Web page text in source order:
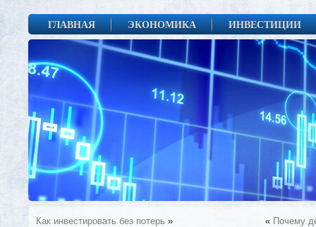
ГЛАВНАЯ ЭКОНОМИКА ИНВЕСТИЦИИ
Как инвестировать без потерь » « Почему